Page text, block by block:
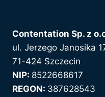
Contentation Sp. z
ul. Jerzego Janosika
71-424 Szczecin
NIP: 8522668617
REGON: 387628543